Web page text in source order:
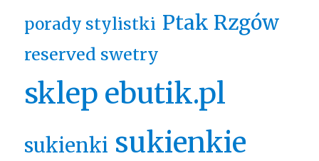
porady stylistki Ptak Rzgów
reserved swetry
sklep ebutik.pl
sukienki sukienkie